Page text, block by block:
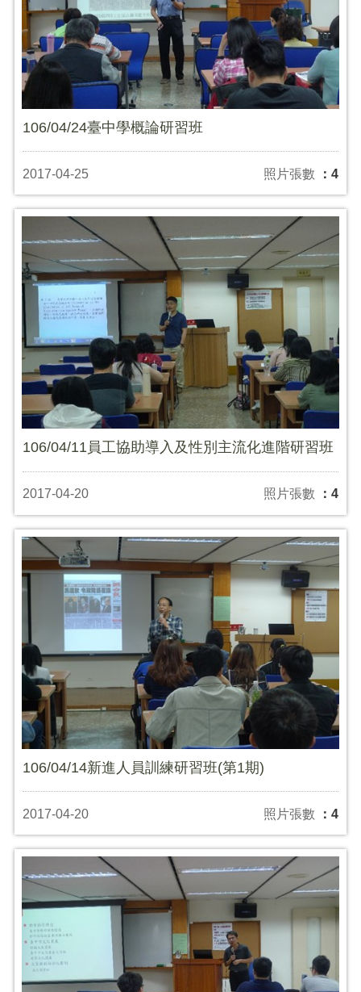
106/04/24臺中學概論研習班
2017-04-25 照片張數 ：4
106/04/11員工協助導入及性別主流化進階研習班
2017-04-20 照片張數 ：4
106/04/14新進人員訓練研習班(第1期)
2017-04-20 照片張數 ：4